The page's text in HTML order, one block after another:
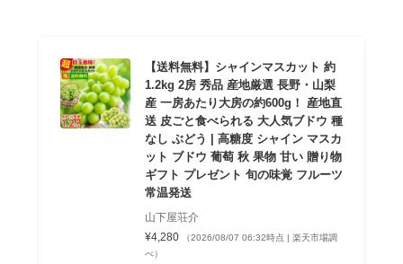
【送料無料】シャインマスカット 約
1.2kg 2房 秀品 産地厳選 長野・山梨
産 一房あたり大房の約600g！ 産地直
送 皮ごと食べられる 大人気ブドウ 種
なし ぶどう | 高糖度 シャイン マスカ
ット ブドウ 葡萄 秋 果物 甘い 贈り物
ギフト プレゼント 旬の味覚 フルーツ
常温発送
山下屋荘介
¥4,280
（2026/08/07 06:32時点 | 楽天市場調
べ）